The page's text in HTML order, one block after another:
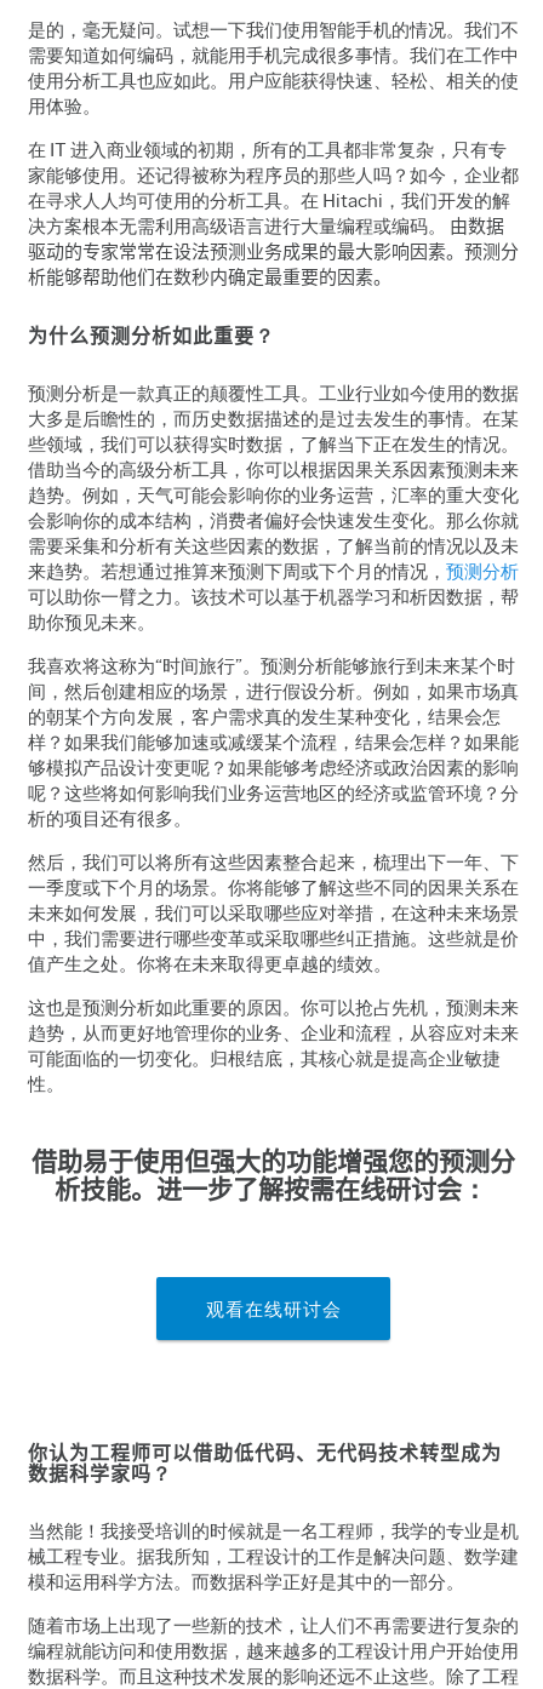
是的，毫无疑问。试想一下我们使用智能手机的情况。我们不
需要知道如何编码，就能用手机完成很多事情。我们在工作中
使用分析工具也应如此。用户应能获得快速、轻松、相关的使
用体验。
在 IT 进入商业领域的初期，所有的工具都非常复杂，只有专
家能够使用。还记得被称为程序员的那些人吗？如今，企业都
在寻求人人均可使用的分析工具。在 Hitachi，我们开发的解
决方案根本无需利用高级语言进行大量编程或编码。
由数据
驱动的专家常常在设法预测业务成果的最大影响因素。预测分
析能够帮助他们在数秒内确定最重要的因素。
为什么预测分析如此重要 ？
预测分析是一款真正的颠覆性工具。工业行业如今使用的数据
大多是后瞻性的，而历史数据描述的是过去发生的事情。在某
些领域，我们可以获得实时数据，了解当下正在发生的情况。
借助当今的高级分析工具，你可以根据因果关系因素预测未来
趋势。例如，天气可能会影响你的业务运营，汇率的重大变化
会影响你的成本结构，消费者偏好会快速发生变化。那么你就
需要采集和分析有关这些因素的数据，了解当前的情况以及未
来趋势。若想通过推算来预测下周或下个月的情况， 预测分析
可以助你一臂之力。该技术可以基于机器学习和析因数据，帮
助你预见未来。
我喜欢将这称为“时间旅行”。预测分析能够旅行到未来某个时
间，然后创建相应的场景，进行假设分析。例如，如果市场真
的朝某个方向发展，客户需求真的发生某种变化，结果会怎
样？如果我们能够加速或减缓某个流程，结果会怎样？如果能
够模拟产品设计变更呢？如果能够考虑经济或政治因素的影响
呢？这些将如何影响我们业务运营地区的经济或监管环境？分
析的项目还有很多。
然后，我们可以将所有这些因素整合起来，梳理出下一年、下
一季度或下个月的场景。你将能够了解这些不同的因果关系在
未来如何发展，我们可以采取哪些应对举措，在这种未来场景
中，我们需要进行哪些变革或采取哪些纠正措施。这些就是价
值产生之处。你将在未来取得更卓越的绩效。
这也是预测分析如此重要的原因。你可以抢占先机，预测未来
趋势，从而更好地管理你的业务、企业和流程，从容应对未来
可能面临的一切变化。归根结底，其核心就是提高企业敏捷
性。
借助易于使用但强大的功能增强您的预测分
析技能。进一步了解按需在线研讨会 ：
观看在线研讨会
你认为工程师可以借助低代码、无代码技术转型成为
数据科学家吗 ？
当然能！我接受培训的时候就是一名工程师，我学的专业是机
械工程专业。据我所知，工程设计的工作是解决问题、数学建
模和运用科学方法。而数据科学正好是其中的一部分。
随着市场上出现了一些新的技术，让人们不再需要进行复杂的
编程就能访问和使用数据，越来越多的工程设计用户开始使用
数据科学。而且这种技术发展的影响还远不止这些。除了工程